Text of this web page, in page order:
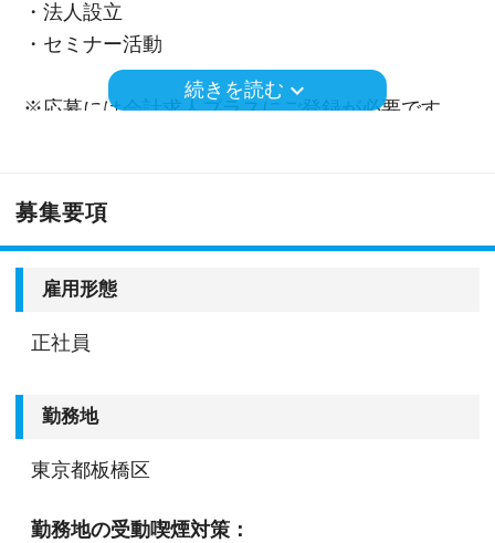
・法人設立
・セミナー活動
※応募には会計求人プラスにご登録が必要です。
続きを読む keyboard_arrow_down
募集要項
雇用形態
正社員
勤務地
東京都板橋区
勤務地の受動喫煙対策：